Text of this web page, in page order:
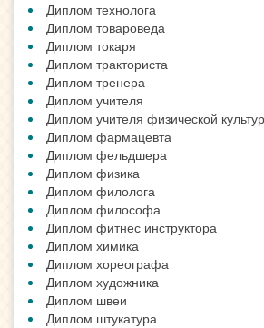
Диплом технолога
Диплом товароведа
Диплом токаря
Диплом тракториста
Диплом тренера
Диплом учителя
Диплом учителя физической
Диплом фармацевта
Диплом фельдшера
Диплом физика
Диплом филолога
Диплом философа
Диплом фитнес инструктора
Диплом химика
Диплом хореографа
Диплом художника
Диплом швеи
Диплом штукатура